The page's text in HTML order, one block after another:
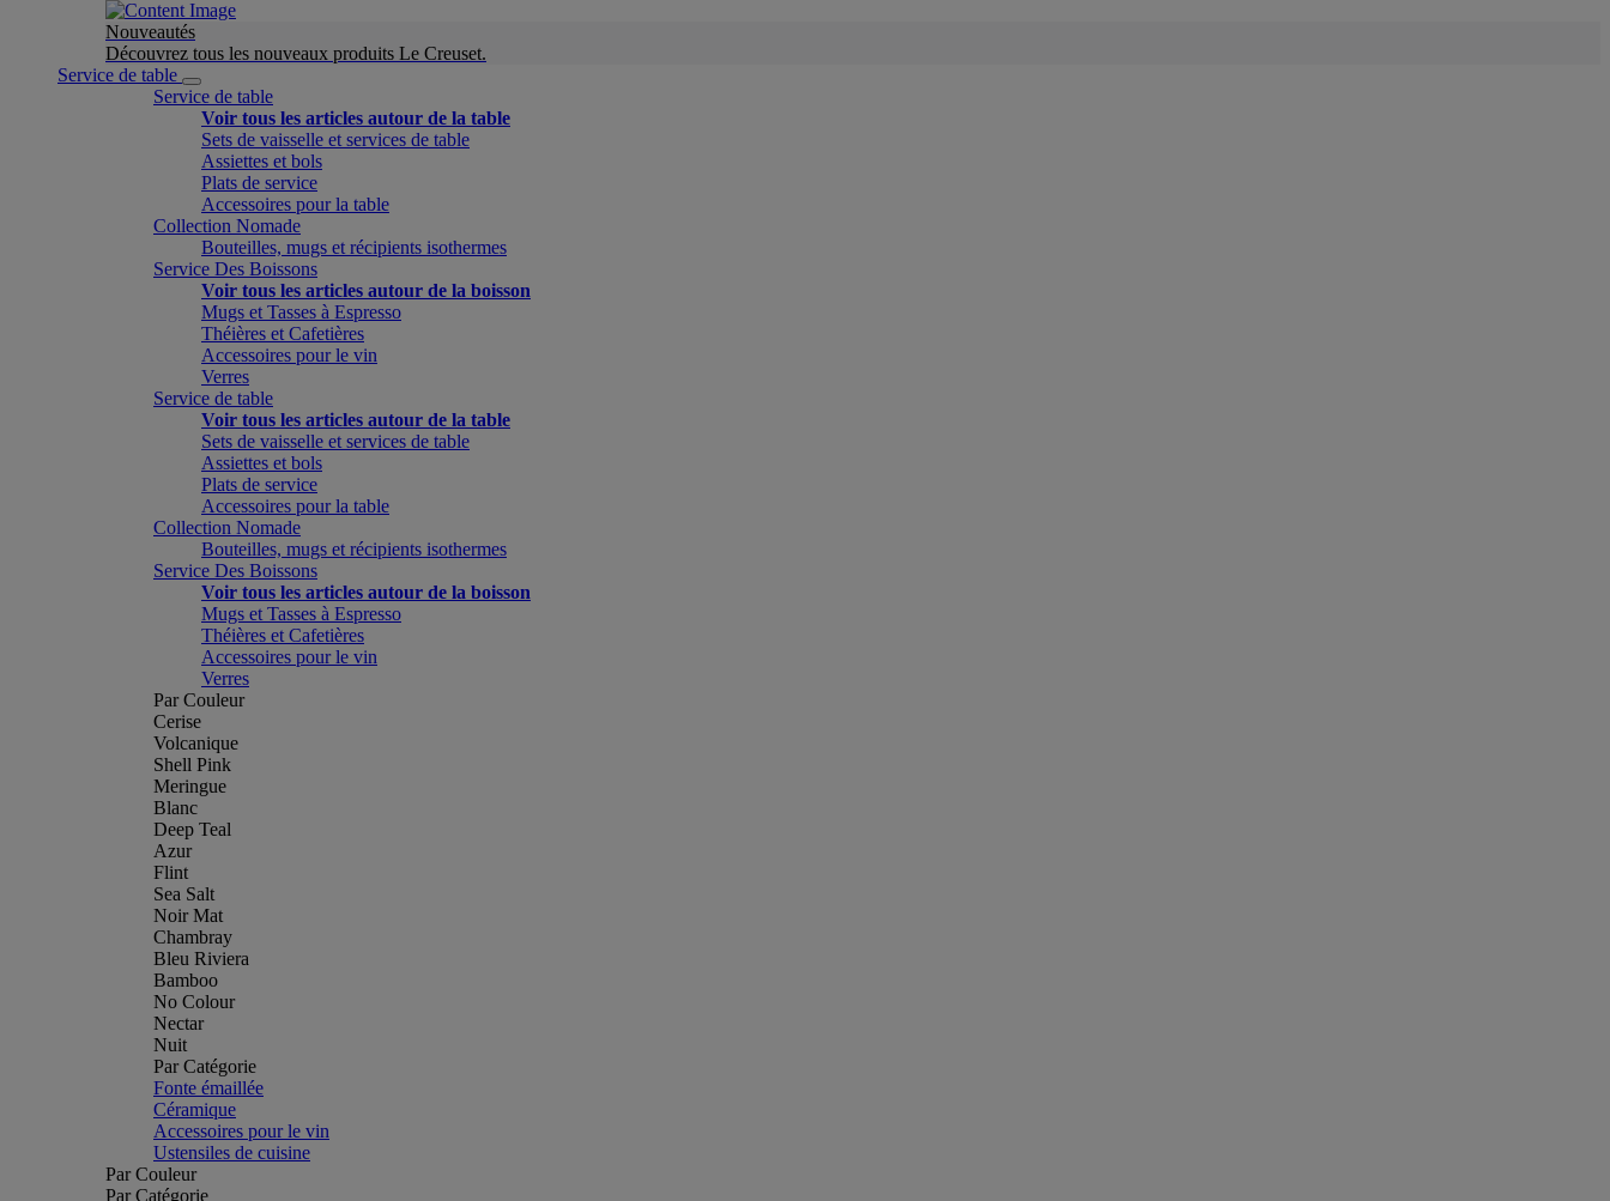
Nouveautés
Découvrez tous les nouveaux produits Le Creuset.
Service de table
Service de table
Voir tous les articles autour de la table
Sets de vaisselle et services de table
Assiettes et bols
Plats de service
Accessoires pour la table
Collection Nomade
Bouteilles, mugs et récipients isothermes
Service Des Boissons
Voir tous les articles autour de la boisson
Mugs et Tasses à Espresso
Théières et Cafetières
Accessoires pour le vin
Verres
Service de table
Voir tous les articles autour de la table
Sets de vaisselle et services de table
Assiettes et bols
Plats de service
Accessoires pour la table
Collection Nomade
Bouteilles, mugs et récipients isothermes
Service Des Boissons
Voir tous les articles autour de la boisson
Mugs et Tasses à Espresso
Théières et Cafetières
Accessoires pour le vin
Verres
Par Couleur
Cerise
Volcanique
Shell Pink
Meringue
Blanc
Deep Teal
Azur
Flint
Sea Salt
Noir Mat
Chambray
Bleu Riviera
Bamboo
No Colour
Nectar
Nuit
Par Catégorie
Fonte émaillée
Céramique
Accessoires pour le vin
Ustensiles de cuisine
Par Couleur
Par Catégorie